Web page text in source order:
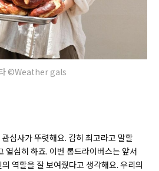
타 ©Weather gals
심사가 뚜렷해요. 감히 최고라고 말할
열심히 하죠. 이번 롱드라이버스는 앞서
역할을 잘 보여줬다고 생각해요. 우리의